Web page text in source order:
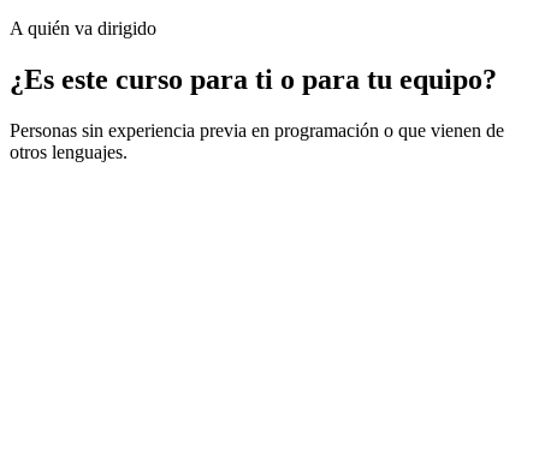
A quién va dirigido
¿Es este curso para ti o para tu equipo?
Personas sin experiencia previa en programación o que vienen de
otros lenguajes.